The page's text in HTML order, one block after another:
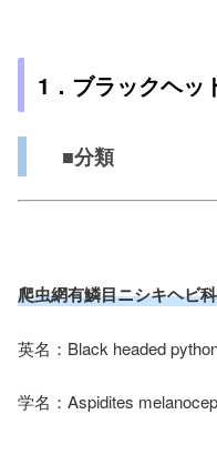
1．ブラックヘッ
■分類
爬虫網有鱗目ニシキヘビ
英名：Black headed
学名：Aspidites